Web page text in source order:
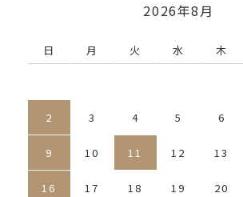
2026年8月
日 月 火 水 木
2 3 4 5 6
9 10 11 12 13
16 17 18 19 20